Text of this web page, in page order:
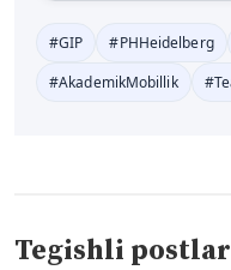
#GIP #PHHeidelberg
#AkademikMobillik
Tegishli postlar